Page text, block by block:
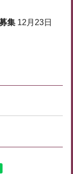
集 12月23日